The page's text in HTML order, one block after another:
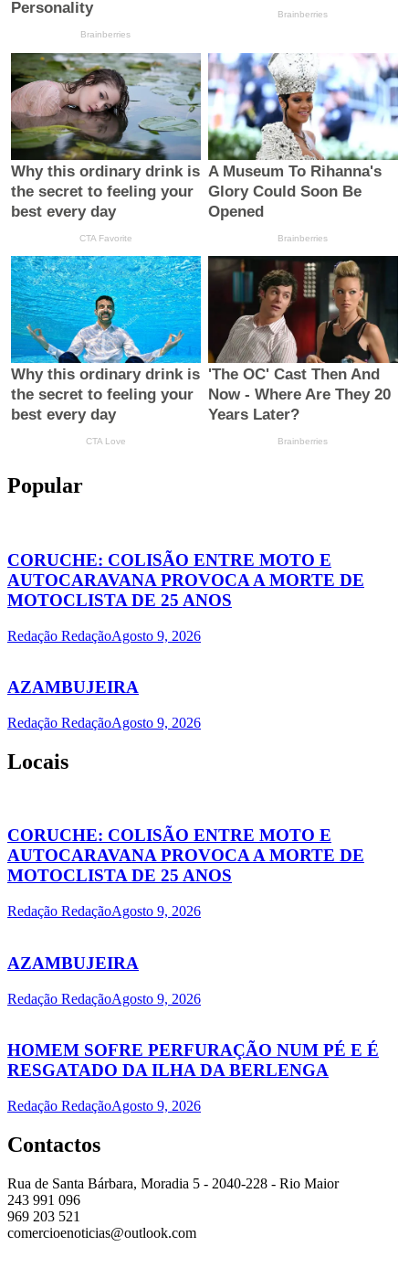
Popular
CORUCHE: COLISÃO ENTRE MOTO E
AUTOCARAVANA PROVOCA A MORTE DE
MOTOCLISTA DE 25 ANOS
Redação RedaçãoAgosto 9, 2026
AZAMBUJEIRA
Redação RedaçãoAgosto 9, 2026
Locais
CORUCHE: COLISÃO ENTRE MOTO E
AUTOCARAVANA PROVOCA A MORTE DE
MOTOCLISTA DE 25 ANOS
Redação RedaçãoAgosto 9, 2026
AZAMBUJEIRA
Redação RedaçãoAgosto 9, 2026
HOMEM SOFRE PERFURAÇÃO NUM PÉ E É
RESGATADO DA ILHA DA BERLENGA
Redação RedaçãoAgosto 9, 2026
Contactos
Rua de Santa Bárbara, Moradia 5 - 2040-228 - Rio Maior
243 991 096
969 203 521
comercioenoticias@outlook.com